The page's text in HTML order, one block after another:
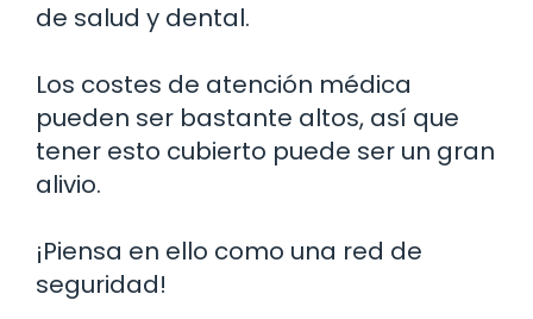
de salud y dental.
Los costes de atención médica
pueden ser bastante altos, así que
tener esto cubierto puede ser un gran
alivio.
¡Piensa en ello como una red de
seguridad!